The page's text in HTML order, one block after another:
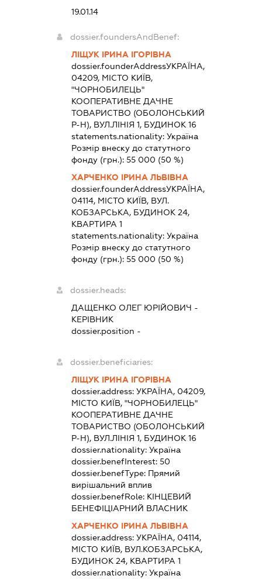
19.01.14
dossier.foundersAndBenef:
ЛІЩУК ІРИНА ІГОРІВНА
dossier.founderAddressУКРАЇНА,
04209, МІСТО КИЇВ,
"ЧОРНОБИЛЕЦЬ"
КООПЕРАТИВНЕ ДАЧНЕ
ТОВАРИСТВО (ОБОЛОНСЬКИЙ
Р-Н), ВУЛ.ЛІНІЯ 1, БУДИНОК 16
statements.nationality:Україна
Розмір внеску до статутного
фонду (грн.):55 000 (50 %)
ХАРЧЕНКО ІРИНА ЛЬВІВНА
dossier.founderAddressУКРАЇНА,
04114, МІСТО КИЇВ, ВУЛ.
КОБЗАРСЬКА, БУДИНОК 24,
КВАРТИРА 1
statements.nationality:Україна
Розмір внеску до статутного
фонду (грн.):55 000 (50 %)
dossier.heads:
ДАЩЕНКО ОЛЕГ ЮРІЙОВИЧ -
КЕРІВНИК
dossier.position -
dossier.beneficiaries:
ЛІЩУК ІРИНА ІГОРІВНА
dossier.address:УКРАЇНА, 04209,
МІСТО КИЇВ, "ЧОРНОБИЛЕЦЬ"
КООПЕРАТИВНЕ ДАЧНЕ
ТОВАРИСТВО (ОБОЛОНСЬКИЙ
Р-Н), ВУЛ.ЛІНІЯ 1, БУДИНОК 16
dossier.nationality:Україна
dossier.benefInterest:50
dossier.benefType: Прямий
вирішальний вплив
dossier.benefRole: КІНЦЕВИЙ
БЕНЕФІЦІАРНИЙ ВЛАСНИК
ХАРЧЕНКО ІРИНА ЛЬВІВНА
dossier.address:УКРАЇНА, 04114,
МІСТО КИЇВ, ВУЛ.КОБЗАРСЬКА,
БУДИНОК 24, КВАРТИРА 1
dossier.nationality:Україна